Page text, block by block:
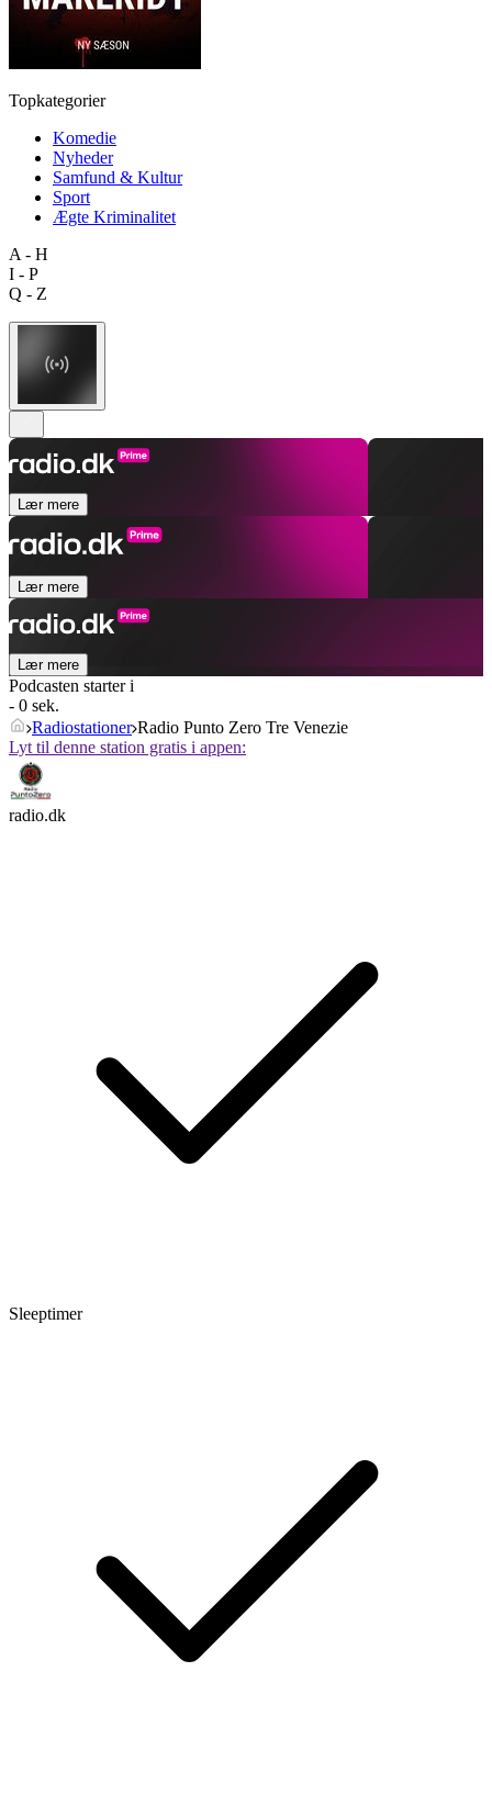
Topkategorier
Komedie
Nyheder
Samfund & Kultur
Sport
Ægte Kriminalitet
A - H
I - P
Q - Z
Lær mere
Lær mere
Lær mere
Podcasten starter i
- 0 sek.
Radiostationer Radio Punto Zero Tre Venezie
Lyt til denne station gratis i appen:
radio.dk
Sleeptimer